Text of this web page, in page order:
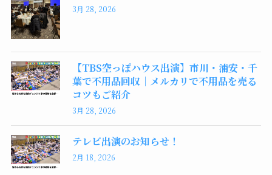
3月 28, 2026
【TBS空っぽハウス出演】市川・浦安・千
葉で不用品回収｜メルカリで不用品を売る
コツもご紹介
3月 28, 2026
テレビ出演のお知らせ！
2月 18, 2026